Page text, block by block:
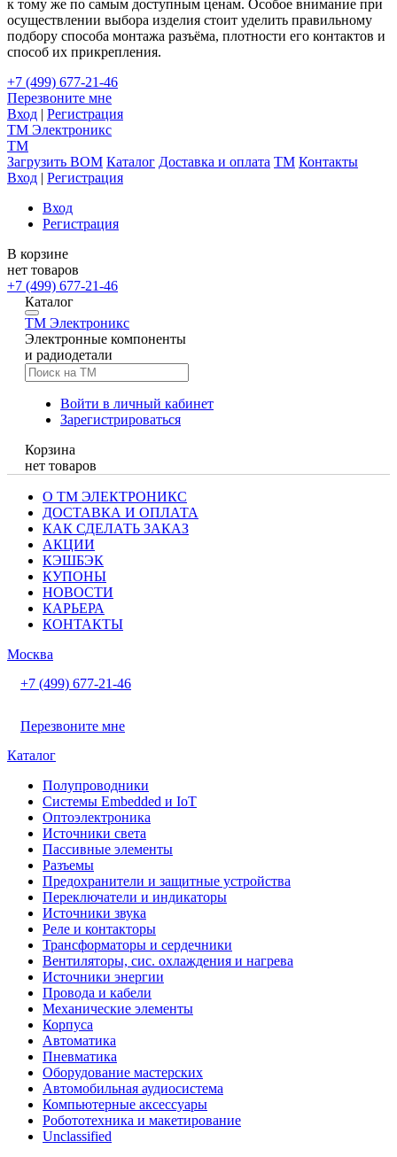
к тому же по самым доступным ценам. Особое внимание при
осуществлении выбора изделия стоит уделить правильному
подбору способа монтажа разъёма, плотности его контактов и
способ их прикрепления.
+7 (499) 677-21-46
Перезвоните мне
Вход | Регистрация
TM Электроникс
TM
Загрузить BOM Каталог Доставка и оплата TM Контакты
Вход | Регистрация
Вход
Регистрация
В корзине
нет товаров
+7 (499) 677-21-46
Каталог
TM Электроникс
Электронные компоненты
и радиодетали
Войти в личный кабинет
Зарегистрироваться
Корзина
нет товаров
О ТМ ЭЛЕКТРОНИКС
ДОСТАВКА И ОПЛАТА
КАК СДЕЛАТЬ ЗАКАЗ
АКЦИИ
КЭШБЭК
КУПОНЫ
НОВОСТИ
КАРЬЕРА
КОНТАКТЫ
Москва
+7 (499) 677-21-46
Перезвоните мне
Каталог
Полупроводники
Системы Embedded и IoT
Oптоэлектроника
Источники света
Пассивные элементы
Разъeмы
Предохранители и защитные устройства
Переключатели и индикаторы
Источники звука
Реле и контакторы
Трансформаторы и сердечники
Вентиляторы, сис. охлаждения и нагрева
Источники энергии
Провода и кабели
Механические элементы
Корпуса
Автоматика
Пневматика
Оборудование мастерских
Автомобильная аудиосистема
Компьютерные аксессуары
Робототехника и макетирование
Unclassified